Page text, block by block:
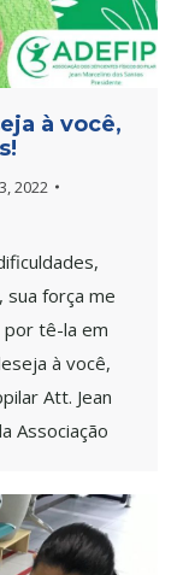
à você,
2022
sua força me
por tê-la em
à você,
Att. Jean
Associação